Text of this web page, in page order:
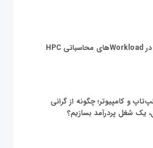
و کامپیوتر؛ چگونه از گرانی
یک شغل پردرآمد بسازیم؟